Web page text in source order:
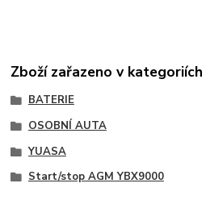
Zboží zařazeno v kategoriích
BATERIE
OSOBNÍ AUTA
YUASA
Start/stop AGM YBX9000